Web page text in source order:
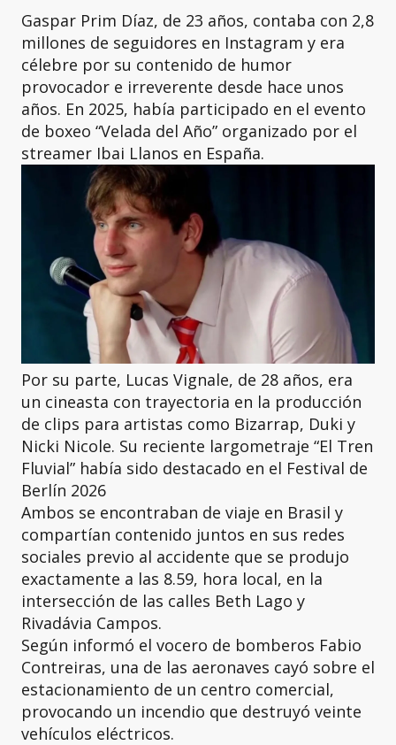
Gaspar Prim Díaz, de 23 años, contaba con 2,8
millones de seguidores en Instagram y era
célebre por su contenido de humor
provocador e irreverente desde hace unos
años. En 2025, había participado en el evento
de boxeo “Velada del Año” organizado por el
streamer Ibai Llanos en España.
Por su parte, Lucas Vignale, de 28 años, era
un cineasta con trayectoria en la producción
de clips para artistas como Bizarrap, Duki y
Nicki Nicole. Su reciente largometraje “El Tren
Fluvial” había sido destacado en el Festival de
Berlín 2026
Ambos se encontraban de viaje en Brasil y
compartían contenido juntos en sus redes
sociales previo al accidente que se produjo
exactamente a las 8.59, hora local, en la
intersección de las calles Beth Lago y
Rivadávia Campos.
Según informó el vocero de bomberos Fabio
Contreiras, una de las aeronaves cayó sobre el
estacionamiento de un centro comercial,
provocando un incendio que destruyó veinte
vehículos eléctricos.